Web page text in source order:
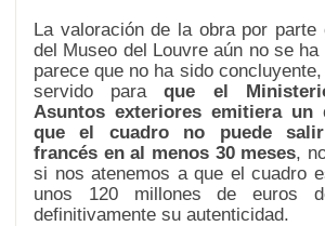
La valoración de la obra por parte
del Museo del Louvre aún no se
parece que no ha sido
servido paraque el
Asuntos exteriores emitiera un
que el cuadro no puede
francés en al menos 30 meses,
si nos atenemos a que el cuadro
unos 120 millones de euros
definitivamente su autenticidad.